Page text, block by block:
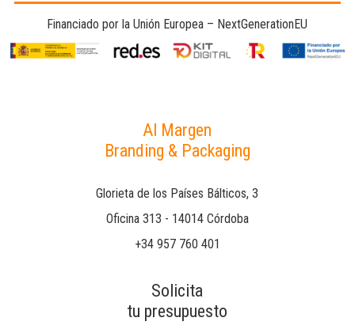
Financiado por la Unión Europea – NextGenerationEU
Al Margen
Branding & Packaging
Glorieta de los Países Bálticos, 3
Oficina 313 - 14014 Córdoba
+34 957 760 401
Solicita
tu presupuesto